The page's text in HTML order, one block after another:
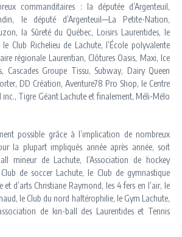
commanditaires : la députée d’Argenteuil,
le député d’Argenteuil—La Petite-Nation,
la Sûreté du Québec, Loisirs Laurentides, le
Club Richelieu de Lachute, l’École polyvalente
régionale Laurentian, Clôtures Oasis, Maxi, Ice
Cascades Groupe Tissu, Subway, Dairy Queen
DD Création, Aventure78 Pro Shop, le Centre
Tigre Géant Lachute et finalement, Méli-Mélo
possible grâce à l’implication de nombreux
la plupart impliqués année après année, soit
mineur de Lachute, l’Association de hockey
de soccer Lachute, le Club de gymnastique
et d’arts Christiane Raymond, les 4 fers en l’air, le
le Club du nord haltérophilie, le Gym Lachute,
de kin-ball des Laurentides et Tennis